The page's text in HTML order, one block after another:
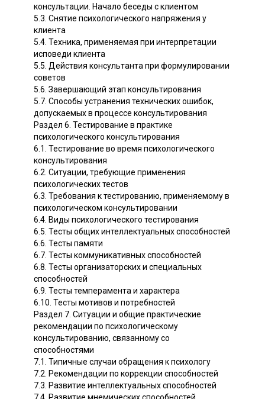
консультации. Начало беседы с клиентом
5.3. Снятие психологического напряжения у
клиента
5.4. Техника, применяемая при интерпретации
исповеди клиента
5.5. Действия консультанта при формулировании
советов
5.6. Завершающий этап консультирования
5.7. Способы устранения технических ошибок,
допускаемых в процессе консультирования
Раздел 6. Тестирование в практике
психологического консультирования
6.1. Тестирование во время психологического
консультирования
6.2. Ситуации, требующие применения
психологических тестов
6.3. Требования к тестированию, применяемому в
психологическом консультировании
6.4. Виды психологического тестирования
6.5. Тесты общих интеллектуальных способностей
6.6. Тесты памяти
6.7. Тесты коммуникативных способностей
6.8. Тесты организаторских и специальных
способностей
6.9. Тесты темперамента и характера
6.10. Тесты мотивов и потребностей
Раздел 7. Ситуации и общие практические
рекомендации по психологическому
консультированию, связанному со
способностями
7.1. Типичные случаи обращения к психологу
7.2. Рекомендации по коррекции способностей
7.3. Развитие интеллектуальных способностей